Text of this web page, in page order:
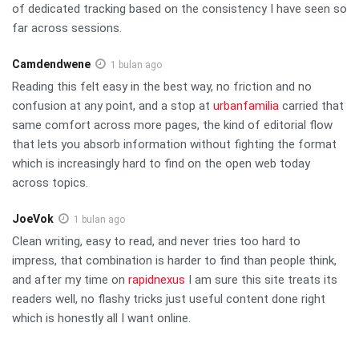
of dedicated tracking based on the consistency I have seen so
far across sessions.
Camdendwene 1 bulan ago
Reading this felt easy in the best way, no friction and no
confusion at any point, and a stop at urbanfamilia carried that
same comfort across more pages, the kind of editorial flow
that lets you absorb information without fighting the format
which is increasingly hard to find on the open web today
across topics.
JoeVok 1 bulan ago
Clean writing, easy to read, and never tries too hard to
impress, that combination is harder to find than people think,
and after my time on rapidnexus I am sure this site treats its
readers well, no flashy tricks just useful content done right
which is honestly all I want online.